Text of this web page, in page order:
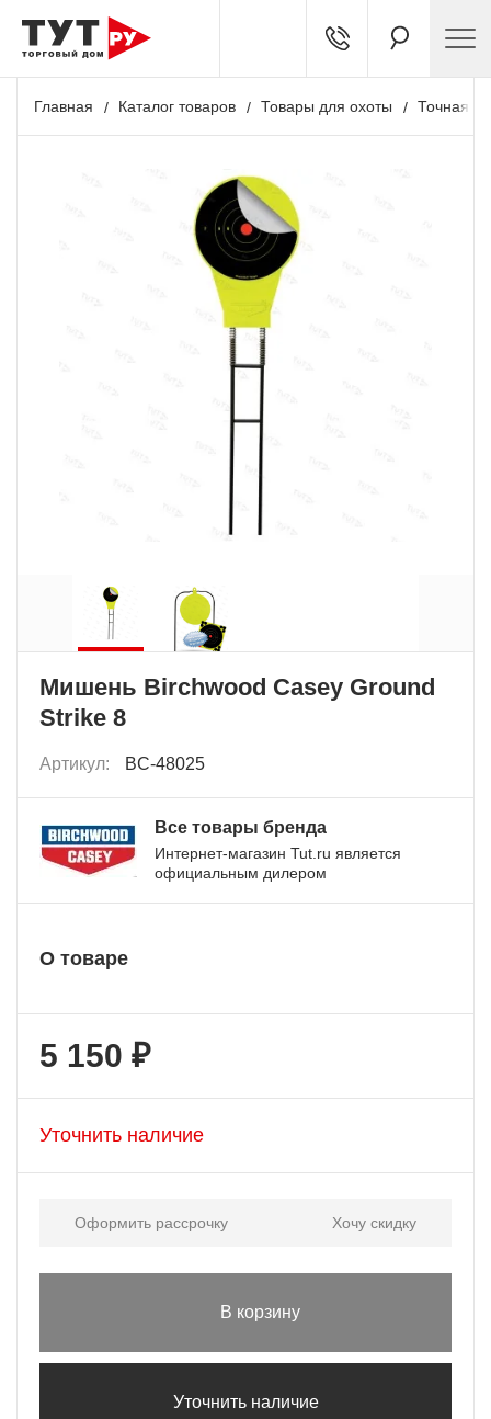
Главная Каталог товаров Товары для охоты Точная
Мишень Birchwood Casey Ground
Strike 8
Артикул: BC-48025
Все товары бренда
Интернет-магазин Tut.ru является
официальным дилером
О товаре
5 150 ₽
Уточнить наличие
Оформить рассрочку Хочу скидку
В корзину
Уточнить наличие